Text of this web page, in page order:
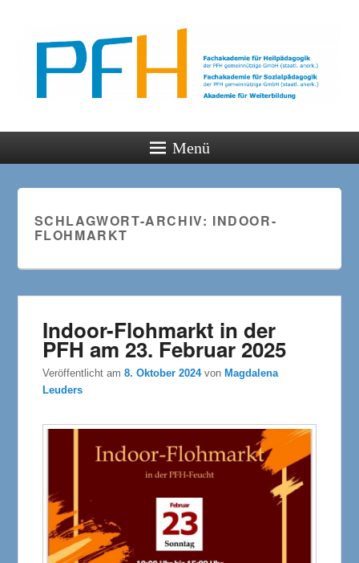
PFH
Gemeinsam wachsen
Menü
SCHLAGWORT-ARCHIV: INDOOR-
FLOHMARKT
Indoor-Flohmarkt in der
PFH am 23. Februar 2025
Veröffentlicht am8. Oktober 2024 von Magdalena
Leuders